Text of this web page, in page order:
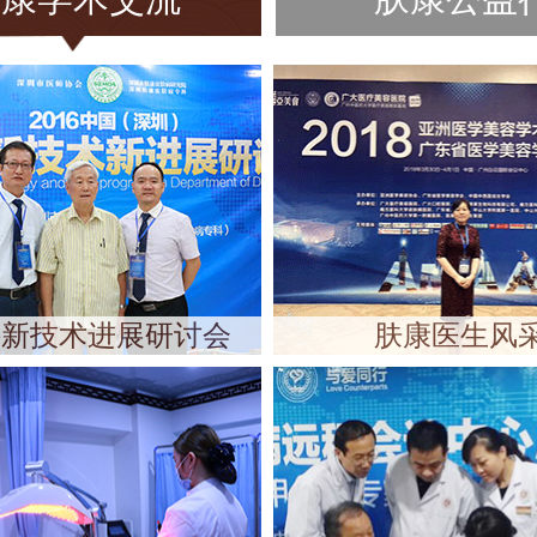
技术进展研讨会 肤康医生风
电话预约 在线预约